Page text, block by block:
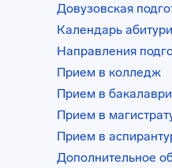
Довузовская
Календарь
Направления
Прием в колледж
Прием в
Прием в
Прием в
Дополнительное